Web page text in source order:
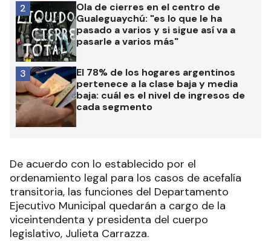
Ola de cierres en el centro de
Gualeguaychú: "es lo que le ha
pasado a varios y si sigue así va a
pasarle a varios más"
2
El 78% de los hogares argentinos
pertenece a la clase baja y media
baja: cuál es el nivel de ingresos de
cada segmento
3
De acuerdo con lo establecido por el
ordenamiento legal para los casos de acefalía
transitoria, las funciones del Departamento
Ejecutivo Municipal quedarán a cargo de la
viceintendenta y presidenta del cuerpo
legislativo, Julieta Carrazza.